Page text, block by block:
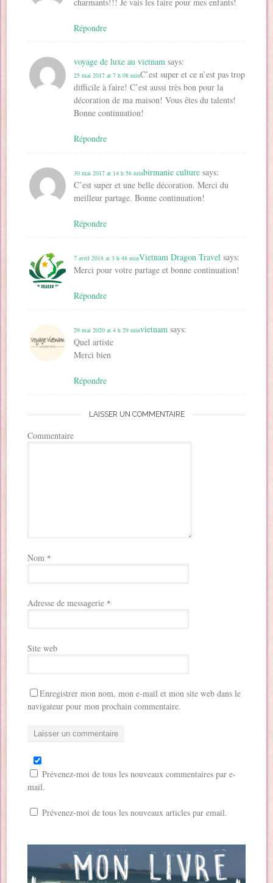
Répondre
voyage de luxe au vietnam says:
25 mai 2017 at 7 h 08 minC’est super et ce n’est pas trop
difficile à faire! C’est aussi très bon pour la
décoration de ma maison! Vous êtes du talents!
Bonne continuation!
Répondre
birmanie culture says:
30 mai 2017 at 14 h 56 min
C’est super et une belle décoration. Merci du
meilleur partage. Bonne continuation!
Répondre
Vietnam Dragon Travel says:
7 avril 2018 at 3 h 48 min
Merci pour votre partage et bonne continuation!
Répondre
vietnam says:
29 mai 2020 at 4 h 29 min
Quel artiste
Merci bien
Répondre
LAISSER UN COMMENTAIRE
Commentaire
Nom *
Adresse de messagerie *
Site web
Enregistrer mon nom, mon e-mail et mon site web dans le
navigateur pour mon prochain commentaire.
Prévenez-moi de tous les nouveaux commentaires par e-
mail.
Prévenez-moi de tous les nouveaux articles par email.